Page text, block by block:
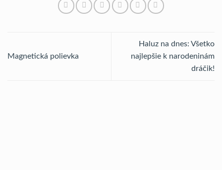
Magnetická polievka
Haluz na dnes: Všetko
najlepšie k narodeninám
dráčik!